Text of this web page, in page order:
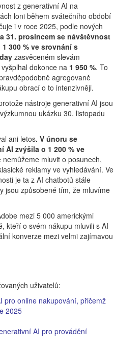
z generativní AI na
loni během svátečního období
i v roce 2025, podle nových
31. prosincem se návštěvnost
300 % ve srovnání s
zasvěceném slevám
dokonce na 1 950 %. To
agregovaně
obrací o to intenzivněji.
nástroje generativní AI jsou
ukázku 30. listopadu
ani letos. V únoru se
AI zvýšila o 1 200 % ve
nemůžeme mluvit o posunech,
reklamy ve vyhledávání. Ve
je ta z AI chatbotů stále
jsou způsobené tím, že mluvíme
mezi 5 000 americkými
kteří o svém nákupu mluvili s AI
konverze mezi velmi zajímavou
uživatelů:
pro online nakupování, přičemž
2025
AI pro provádění